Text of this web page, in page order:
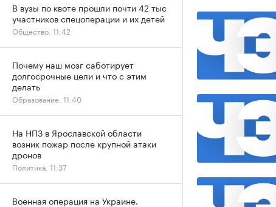
В вузы по квоте прошли почти 42 тыс
участников спецоперации и их детей
Общество, 11:42
Почему наш мозг саботирует
долгосрочные цели и что с этим
делать
Образование, 11:40
На НПЗ в Ярославской области
возник пожар после крупной атаки
дронов
Политика, 11:37
Военная операция на Украине.